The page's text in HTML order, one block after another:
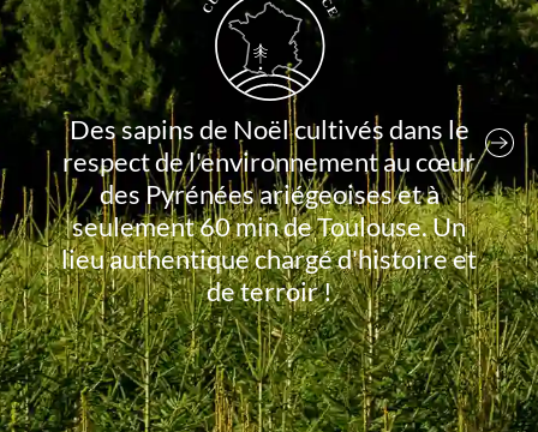
Des sapins de Noël cultivés dans le
respect de l'environnement au cœur
des Pyrénées ariégeoises et à
seulement 60 min de Toulouse. Un
lieu authentique chargé d'histoire et
de terroir !